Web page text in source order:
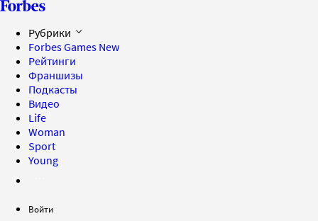
Рубрики
Forbes Games New
Рейтинги
Франшизы
Подкасты
Видео
Life
Woman
Sport
Young
Войти